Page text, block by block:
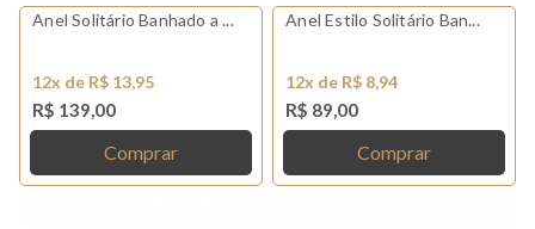
Anel Solitário Banhado a ...
12x de R$ 13,95
R$ 139,00
Comprar
Anel Estilo Solitário Ban...
12x de R$ 8,94
R$ 89,00
Comprar